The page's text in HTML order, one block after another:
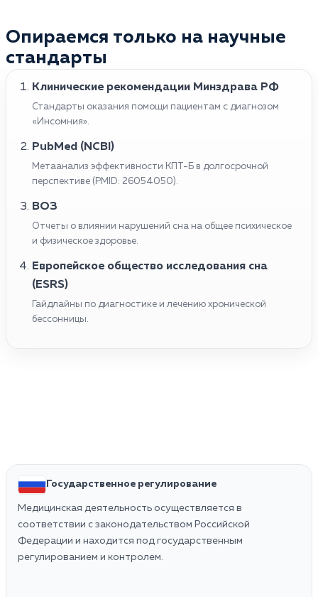
Опираемся только на научные
стандарты
Клинические рекомендации Минздрава РФ
Стандарты оказания помощи пациентам с диагнозом
«Инсомния».
PubMed (NCBI)
Метаанализ эффективности КПТ-Б в долгосрочной
перспективе (PMID: 26054050).
ВОЗ
Отчеты о влиянии нарушений сна на общее психическое
и физическое здоровье.
Европейское общество исследования сна
(ESRS)
Гайдлайны по диагностике и лечению хронической
бессонницы.
Государственное регулирование
Медицинская деятельность осуществляется в
соответствии с законодательством Российской
Федерации и находится под государственным
регулированием и контролем.